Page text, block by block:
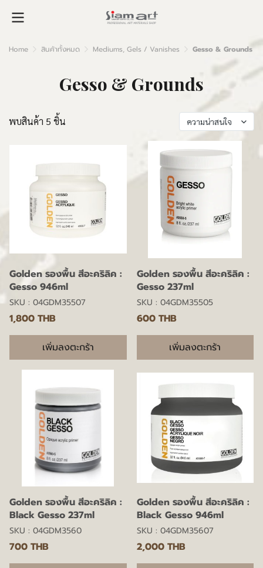
Home สินค้าทั้งหมด Mediums, Gels / Vanishes Gesso & Grounds
Gesso & Grounds
พบสินค้า 5 ชิ้น ความน่าสนใจ
Golden รองพื้น สีอะคริลิค :
Gesso 946ml
SKU : 04GDM35507
1,800 THB
เพิ่มลงตะกร้า
Golden รองพื้น สีอะคริลิค :
Gesso 237ml
SKU : 04GDM35505
600 THB
เพิ่มลงตะกร้า
Golden รองพื้น สีอะคริลิค :
Black Gesso 237ml
SKU : 04GDM3560
700 THB
Golden รองพื้น สีอะคริลิค :
Black Gesso 946ml
SKU : 04GDM35607
2,000 THB